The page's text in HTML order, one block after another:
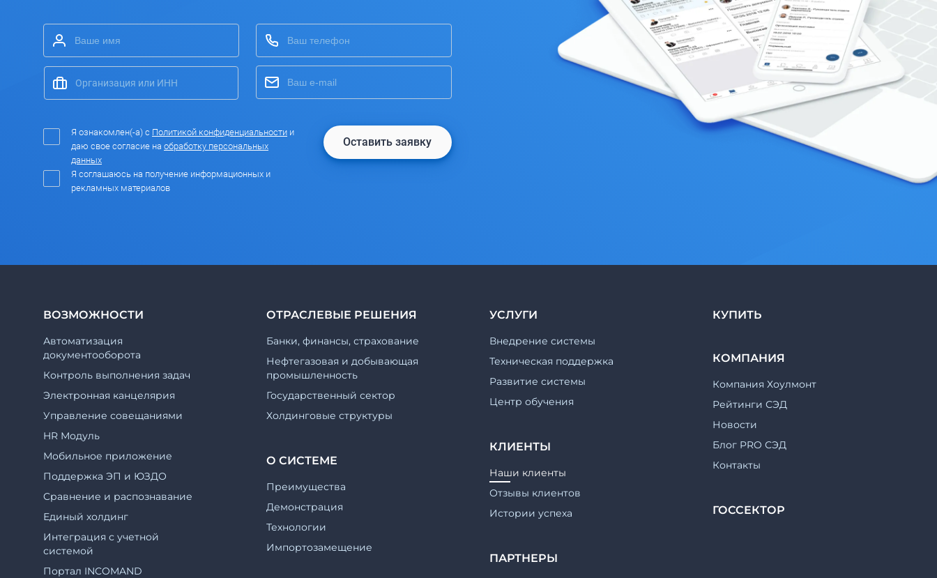
Я ознакомлен(-а) с Политикой конфиденциальности и
даю свое согласие на обработку персональных
данных
Я соглашаюсь на получение информационных и
рекламных материалов
Оставить заявку
ВОЗМОЖНОСТИ
Автоматизация
документооборота
Контроль выполнения задач
Электронная канцелярия
Управление совещаниями
HR Модуль
Мобильное приложение
Поддержка ЭП и ЮЗДО
Cравнение и распознавание
Единый холдинг
Интеграция с учетной
системой
Портал INCOMAND
ОТРАСЛЕВЫЕ РЕШЕНИЯ
Банки, финансы, страхование
Нефтегазовая и добывающая
промышленность
Государственный сектор
Холдинговые структуры
О СИСТЕМЕ
Преимущества
Демонстрация
Технологии
Импортозамещение
УСЛУГИ
Внедрение системы
Техническая поддержка
Развитие системы
Центр обучения
КЛИЕНТЫ
Наши клиенты
Отзывы клиентов
Истории успеха
ПАРТНЕРЫ
КУПИТЬ
КОМПАНИЯ
Компания Хоулмонт
Рейтинги СЭД
Новости
Блог PRO СЭД
Контакты
ГОССЕКТОР